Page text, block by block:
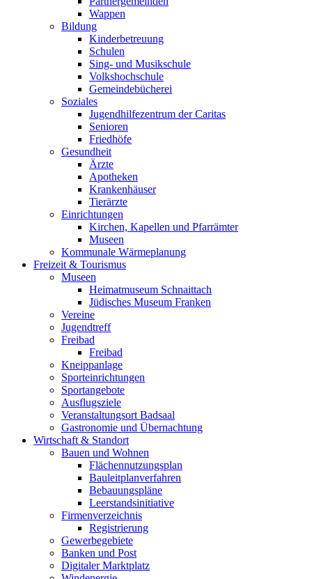
Wappen
Bildung
Kinderbetreuung
Schulen
Sing- und Musikschule
Volkshochschule
Gemeindebücherei
Soziales
Jugendhilfezentrum der Caritas
Senioren
Friedhöfe
Gesundheit
Ärzte
Apotheken
Krankenhäuser
Tierärzte
Einrichtungen
Kirchen, Kapellen und Pfarrämter
Museen
Kommunale Wärmeplanung
Freizeit & Tourismus
Museen
Heimatmuseum Schnaittach
Jüdisches Museum Franken
Vereine
Jugendtreff
Freibad
Freibad
Kneippanlage
Sporteinrichtungen
Sportangebote
Ausflugsziele
Veranstaltungsort Badsaal
Gastronomie und Übernachtung
Wirtschaft & Standort
Bauen und Wohnen
Flächennutzungsplan
Bauleitplanverfahren
Bebauungspläne
Leerstandsinitiative
Firmenverzeichnis
Registrierung
Gewerbegebiete
Banken und Post
Digitaler Marktplatz